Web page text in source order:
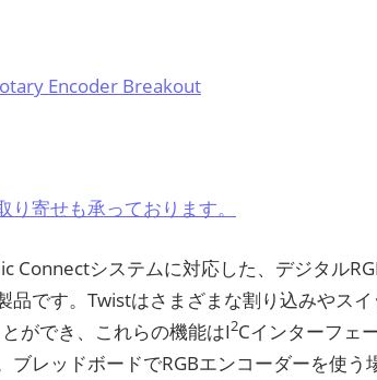
Encoder Breakout
寄せも承っております。
Connectシステムに対応した、デジタル
品です。Twistはさまざまな割り込みやスイ
ができ、これらの機能はI2Cインターフェ
ブレッドボードでRGBエンコーダーを使う